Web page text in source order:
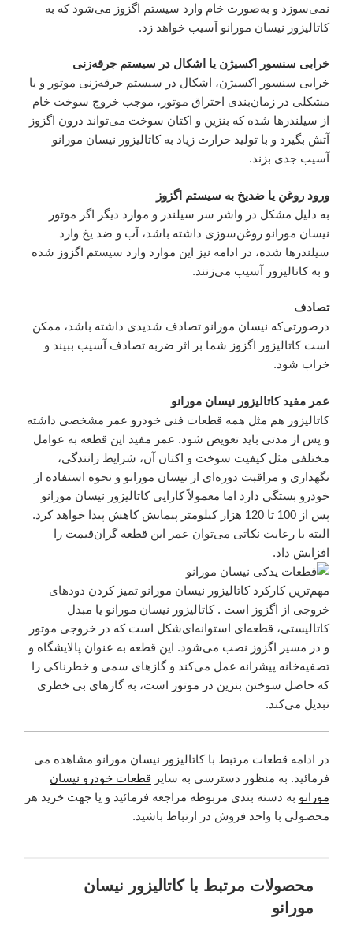
نمی‌سوزد و به‌صورت خام وارد سیستم اگزوز می‌شود که به
کاتالیزور نیسان مورانو آسیب خواهد زد.
خرابی سنسور اکسیژن یا اشکال در سیستم جرقه‌زنی
خرابی سنسور اکسیژن، اشکال در سیستم جرقه‌زنی موتور و یا
مشکلی در زمان‌بندی احتراق موتور، موجب خروج سوخت خام
از سیلندرها شده که بنزین و اکتان سوخت می‌تواند درون اگزوز
آتش بگیرد و با تولید حرارت زیاد به کاتالیزور نیسان مورانو
آسیب جدی بزند.
ورود روغن یا ضدیخ به سیستم اگزوز
به دلیل مشکل در واشر سر سیلندر و موارد دیگر اگر موتور
نیسان مورانو روغن‌سوزی داشته باشد، آب و ضد یخ وارد
سیلندرها شده، در ادامه نیز این موارد وارد سیستم اگزوز شده
و به کاتالیزور آسیب می‌زنند.
تصادف
درصورتی‌که نیسان مورانو تصادف شدیدی داشته باشد، ممکن
است کاتالیزور اگزوز شما بر اثر ضربه تصادف آسیب ببیند و
خراب شود.
عمر مفید کاتالیزور نیسان مورانو
کاتالیزور هم مثل همه قطعات فنی خودرو عمر مشخصی داشته
و پس از مدتی باید تعویض شود. عمر مفید این قطعه به عوامل
مختلفی مثل کیفیت سوخت و اکتان آن، شرایط رانندگی،
نگهداری و مراقبت دوره‌ای از نیسان مورانو و نحوه استفاده از
خودرو بستگی دارد اما معمولاً کارایی کاتالیزور نیسان مورانو
پس از 100 تا 120 هزار کیلومتر پیمایش کاهش پیدا خواهد کرد.
البته با رعایت نکاتی می‌توان عمر این قطعه گران‌قیمت را
افزایش داد.
مهم‌ترین کارکرد کاتالیزور نیسان مورانو تمیز کردن دودهای
خروجی از اگزوز است . کاتالیزور نیسان مورانو یا مبدل
کاتالیستی، قطعه‌ای استوانه‌ای‌شکل است که در خروجی موتور
و در مسیر اگزوز نصب می‌شود. این قطعه به عنوان پالایشگاه و
تصفیه‌خانه پیشرانه عمل می‌کند و گازهای سمی و خطرناکی را
که حاصل سوختن بنزین در موتور است، به گازهای بی خطری
تبدیل می‌کند.
در ادامه قطعات مرتبط با کاتالیزور نیسان مورانو مشاهده می
فرمائید. به منظور دسترسی به سایر قطعات خودرو نیسان
مورانو به دسته بندی مربوطه مراجعه فرمائید و یا جهت خرید هر
محصولی با واحد فروش در ارتباط باشید.
محصولات مرتبط با کاتالیزور نیسان
مورانو